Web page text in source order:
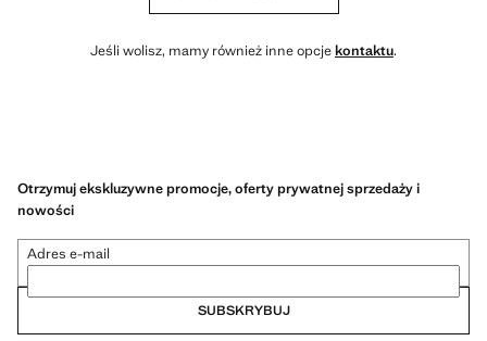
Jeśli wolisz, mamy również inne opcjekontaktu.
Otrzymuj ekskluzywne promocje, oferty prywatnej sprzedaży i
nowości
Adres e-mail
SUBSKRYBUJ